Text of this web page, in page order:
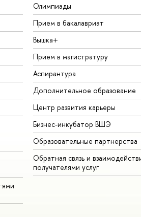
Олимпиады
Прием в бакалавриат
Вышка+
Прием в магистратуру
Аспирантура
Дополнительное образование
Центр развития карьеры
Бизнес-инкубатор ВШЭ
Образовательные партнерства
Обратная связь и
получателями услуг